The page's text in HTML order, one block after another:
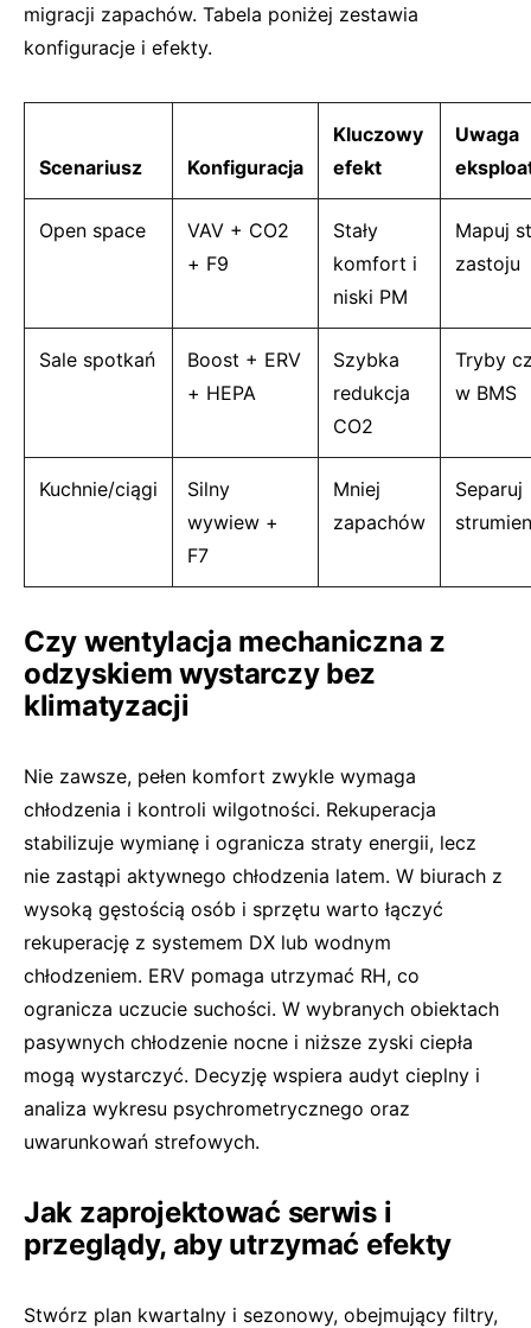
migracji zapachów. Tabela poniżej zestawia
konfiguracje i efekty.
Scenariusz Konfiguracja
Kluczowy
efekt
Uwaga
Open space
VAV + CO2
+ F9
Stały
komfort i
niski PM
Mapuj
zastoju
Sale spotkań
Boost + ERV
+ HEPA
Szybka
redukcja
CO2
Tryby
w BMS
Kuchnie/ciągi
Silny
wywiew +
F7
Mniej
zapachów
Separuj
Czy wentylacja mechaniczna z
odzyskiem wystarczy bez
klimatyzacji
Nie zawsze, pełen komfort zwykle wymaga
chłodzenia i kontroli wilgotności. Rekuperacja
stabilizuje wymianę i ogranicza straty energii, lecz
nie zastąpi aktywnego chłodzenia latem. W biurach z
wysoką gęstością osób i sprzętu warto łączyć
rekuperację z systemem DX lub wodnym
chłodzeniem. ERV pomaga utrzymać RH, co
ogranicza uczucie suchości. W wybranych obiektach
pasywnych chłodzenie nocne i niższe zyski ciepła
mogą wystarczyć. Decyzję wspiera audyt cieplny i
analiza wykresu psychrometrycznego oraz
uwarunkowań strefowych.
Jak zaprojektować serwis i
przeglądy, aby utrzymać efekty
Stwórz plan kwartalny i sezonowy, obejmujący filtry,